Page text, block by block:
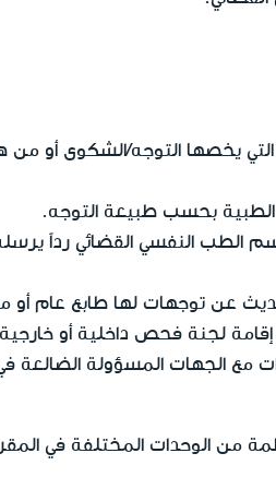
يخصها التوجه/الشكوى أو من
بحسب طبيعة التوجه.
الطب النفسي القضائي رداً
عن توجهات لها طابع عام أو
لجنة فحص داخلية أو
مع الجهات المسؤولة الضالعة
من الوحدات المختلفة في